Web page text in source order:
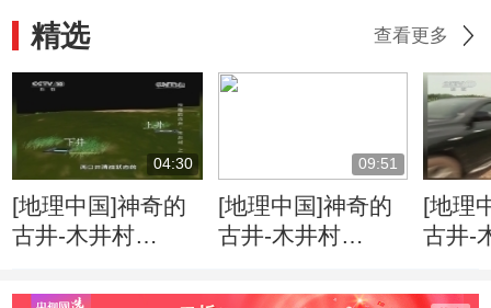
精选 查看更多
04:30
[地理中国]神奇的
古井-木井村
与救命井
09:51
[地理中国]神奇的
古井-木井村
的两口救命井
[地理
古井-
木水井